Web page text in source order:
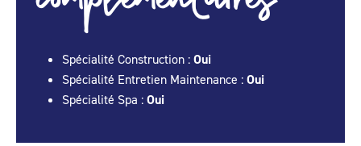
Spécialité Construction : Oui
Spécialité Entretien Maintenance : Oui
Spécialité Spa : Oui